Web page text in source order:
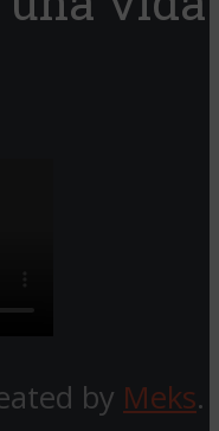
by Meks.